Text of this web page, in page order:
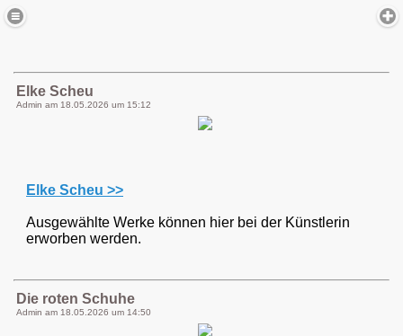
Elke Scheu
Admin am 18.05.2026 um 15:12
Elke Scheu >>
Ausgewählte Werke können hier bei der Künstlerin
erworben werden.
Die roten Schuhe
Admin am 18.05.2026 um 14:50